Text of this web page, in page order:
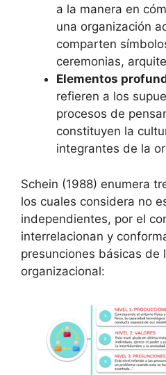
a la manera en
una organización
comparten
ceremonias,
Elementos
refieren a los
procesos de
constituyen la
integrantes de la
Schein (1988) enumera
los cuales considera no
independientes, por el
interrelacionan y
presunciones básicas de
organizacional: